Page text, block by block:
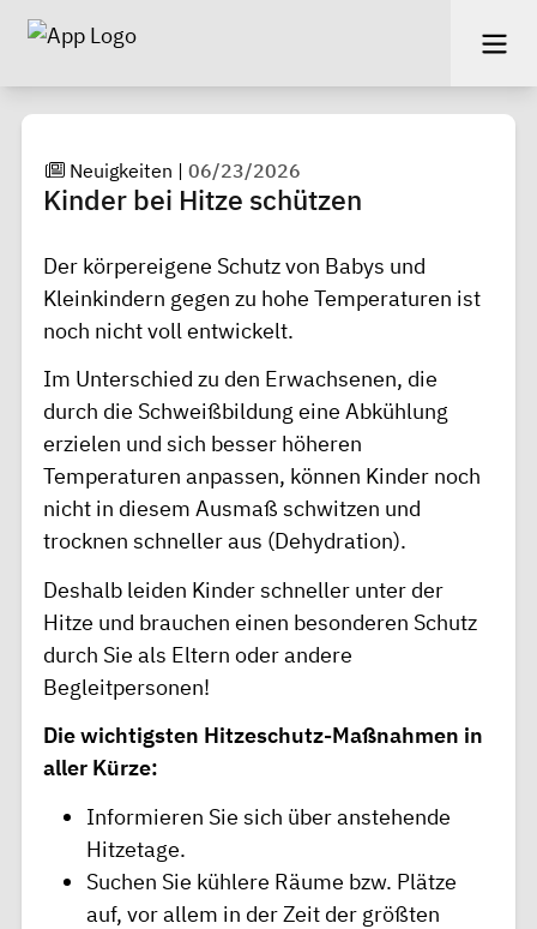
Neuigkeiten |06/23/2026
Kinder bei Hitze schützen
Der körpereigene Schutz von Babys und
Kleinkindern gegen zu hohe Temperaturen ist
noch nicht voll entwickelt.
Im Unterschied zu den Erwachsenen, die
durch die Schweißbildung eine Abkühlung
erzielen und sich besser höheren
Temperaturen anpassen, können Kinder noch
nicht in diesem Ausmaß schwitzen und
trocknen schneller aus (Dehydration).
Deshalb leiden Kinder schneller unter der
Hitze und brauchen einen besonderen Schutz
durch Sie als Eltern oder andere
Begleitpersonen!
Die wichtigsten Hitzeschutz-Maßnahmen in
aller Kürze:
Informieren Sie sich über anstehende
Hitzetage.
Suchen Sie kühlere Räume bzw. Plätze
auf, vor allem in der Zeit der größten